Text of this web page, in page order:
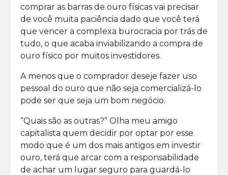
comprar as barras de ouro físicas vai precisar
de você muita paciência dado que você terá
que vencer a complexa burocracia por trás de
tudo, o que acaba inviabilizando a compra de
ouro físico por muitos investidores.
A menos que o comprador deseje fazer uso
pessoal do ouro que não seja comercializá-lo
pode ser que seja um bom negócio.
“Quais são as outras?” Olha meu amigo
capitalista quem decidir por optar por esse
modo que é um dos mais antigos em investir
ouro, terá que arcar com a responsabilidade
de achar um lugar seguro para guardá-lo